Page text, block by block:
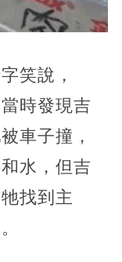
笑說，
當時發現吉
車子撞，
水，但吉
找到主